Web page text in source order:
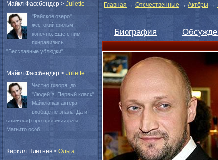
Главная → Отечественные → Актёры →
Биография
Майкл Фассбендер > Juliette
"Райское озеро"
жестокий фильм
конечно. Еще с ним
понравились
"Бесславные ублюдки"...
Майкл Фассбендер > Juliette
Честно говоря, до
"Людей Х: Первый класс"
Майкла как актера
вообще не знала. Да и
спин-офф про профессора и
Магнито особ...
Кирилл Плетнев > Oльга